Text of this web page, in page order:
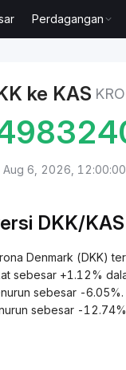
Perdagangan
ke KAS
Aug 6, 2026, 12:00:00
DKK/KAS
Denmark (DKK)
sebesar +1.12%
sebesar -
sebesar -